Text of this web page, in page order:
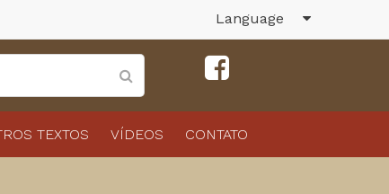
Language
TEXTOS VÍDEOS CONTATO